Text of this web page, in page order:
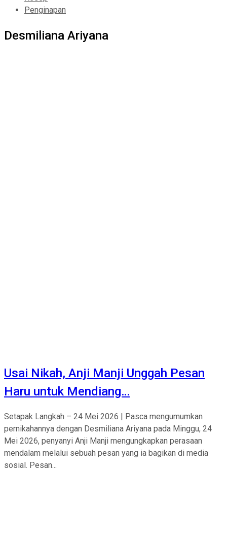
Penginapan
Desmiliana Ariyana
Usai Nikah, Anji Manji Unggah Pesan
Haru untuk Mendiang…
Setapak Langkah – 24 Mei 2026 | Pasca mengumumkan
pernikahannya dengan Desmiliana Ariyana pada Minggu, 24
Mei 2026, penyanyi Anji Manji mengungkapkan perasaan
mendalam melalui sebuah pesan yang ia bagikan di media
sosial. Pesan...